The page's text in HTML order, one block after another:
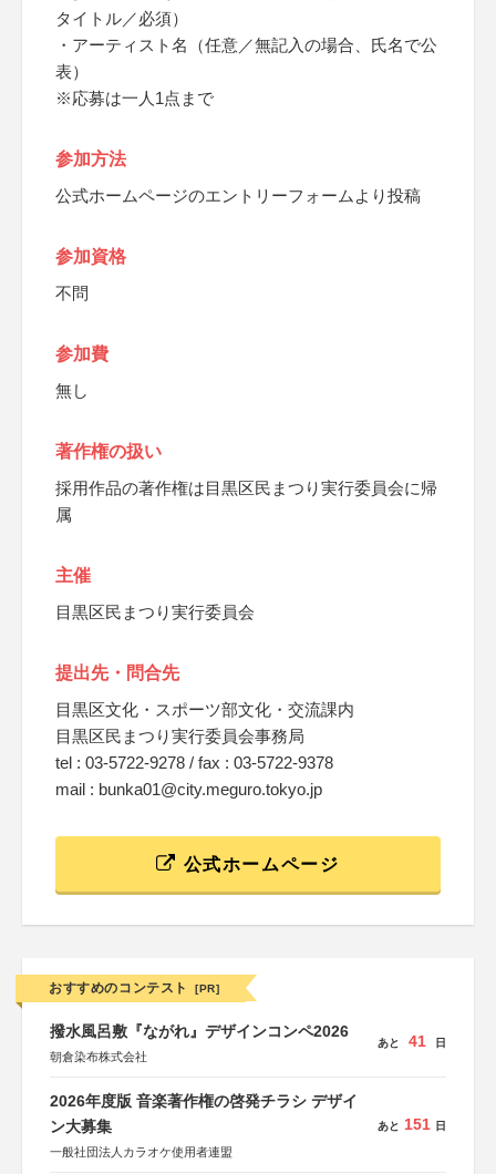
タイトル／必須）
・アーティスト名（任意／無記入の場合、氏名で公
表）
※応募は一人1点まで
参加方法
公式ホームページのエントリーフォームより投稿
参加資格
不問
参加費
無し
著作権の扱い
採用作品の著作権は目黒区民まつり実行委員会に帰
属
主催
目黒区民まつり実行委員会
提出先・問合先
目黒区文化・スポーツ部文化・交流課内
目黒区民まつり実行委員会事務局
tel : 03-5722-9278 / fax : 03-5722-9378
mail : bunka01@city.meguro.tokyo.jp
公式ホームページ
おすすめのコンテスト [PR]
撥水風呂敷『ながれ』デザインコンペ2026
朝倉染布株式会社
あと 41 日
2026年度版 音楽著作権の啓発チラシ デザイ
ン大募集
一般社団法人カラオケ使用者連盟
あと 151 日